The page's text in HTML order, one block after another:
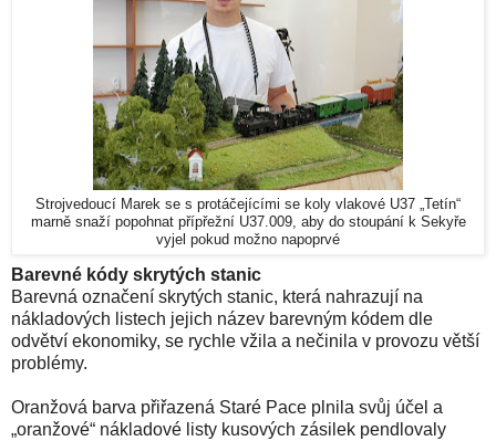
Strojvedoucí Marek se s protáčejícími se koly vlakové U37 „Tetín“
marně snaží popohnat přípřežní U37.009, aby do stoupání k Sekyře
vyjel pokud možno napoprvé
Barevné kódy skrytých stanic
Barevná označení skrytých stanic, která nahrazují na
nákladových listech jejich název barevným kódem dle
odvětví ekonomiky, se rychle vžila a nečinila v provozu větší
problémy.
Oranžová barva přiřazená Staré Pace plnila svůj účel a
„oranžové“ nákladové listy kusových zásilek pendlovaly